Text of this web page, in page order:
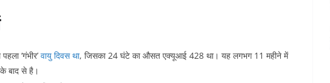
‘गंभीर’ वायु दिवस था, जिसका 24 घंटे का औसत एक्यूआई 428 था। यह लगभग 11 महीने में
बाद से है।